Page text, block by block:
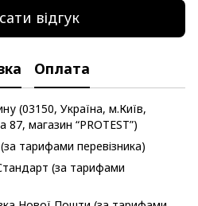
відгук
Оплата
(03150, Україна, м.Київ,
магазин “PROTEST”)
тарифами перевізника)
(за тарифами